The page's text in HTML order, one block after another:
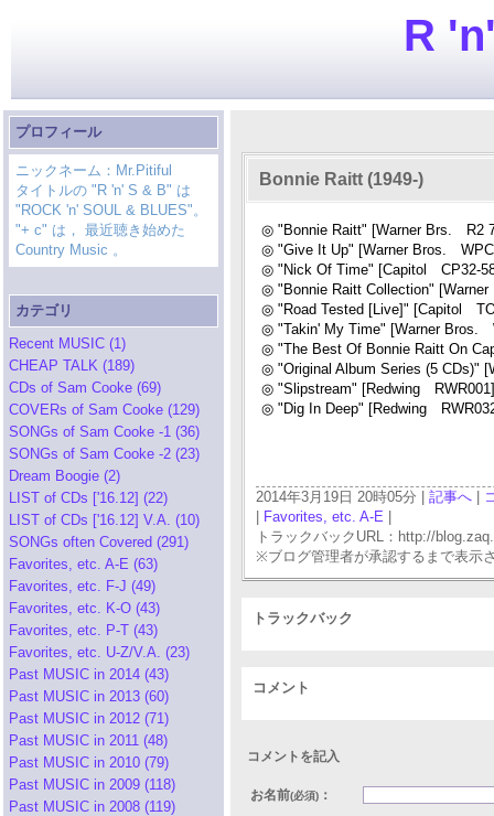
R
プロフィール
ニックネーム：Mr.Pitiful
タイトルの "R 'n' S & B" は
"ROCK 'n' SOUL & BLUES"。
"+ c" は， 最近聴き始めた
Country Music 。
カテゴリ
Recent MUSIC (1)
CHEAP TALK (189)
CDs of Sam Cooke (69)
COVERs of Sam Cooke (129)
SONGs of Sam Cooke -1 (36)
SONGs of Sam Cooke -2 (23)
Dream Boogie (2)
LIST of CDs ['16.12] (22)
LIST of CDs ['16.12] V.A. (10)
SONGs often Covered (291)
Favorites, etc. A-E (63)
Favorites, etc. F-J (49)
Favorites, etc. K-O (43)
Favorites, etc. P-T (43)
Favorites, etc. U-Z/V.A. (23)
Past MUSIC in 2014 (43)
Past MUSIC in 2013 (60)
Past MUSIC in 2012 (71)
Past MUSIC in 2011 (48)
Past MUSIC in 2010 (79)
Past MUSIC in 2009 (118)
Past MUSIC in 2008 (119)
Bonnie Raitt (1949-)
◎ "Bonnie Raitt" [Warner Brs. R2
◎ "Give It Up" [Warner Bros.
◎ "Nick Of Time" [Capitol CP32-
◎ "Bonnie Raitt Collection"
◎ "Road Tested [Live]" [Capitol
◎ "Takin' My Time" [Warner Bros.
◎ "The Best Of Bonnie Raitt On
◎ "Original Album Series (5 CDs)"
◎ "Slipstream" [Redwing
◎ "Dig In Deep" [Redwing
2014年3月19日 20時05分 | 記事へ
Favorites, etc. A-E
トラックバックURL：http://
※ブログ管理者が承認するまで表示
トラックバック
コメント
コメントを記入
お名前(必須) ：